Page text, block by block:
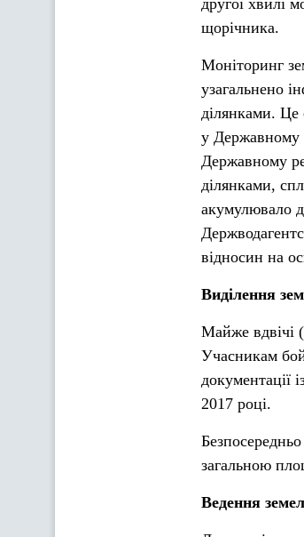
другої хвилі
щорічника.
Моніторинг
узагальнено
ділянками. Це
у Державному
Державному
ділянками,
акумулювало
відносин на
Виділення
Майже вдвічі
Учасникам
документації
2017 році.
загальною
Ведення